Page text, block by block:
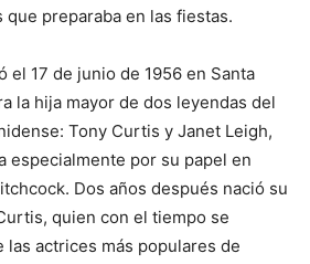
preparaba en las fiestas.
el 17 de junio de 1956 en Santa
la hija mayor de dos leyendas del
Tony Curtis y Janet Leigh,
especialmente por su papel en
Dos años después nació su
quien con el tiempo se
actrices más populares de